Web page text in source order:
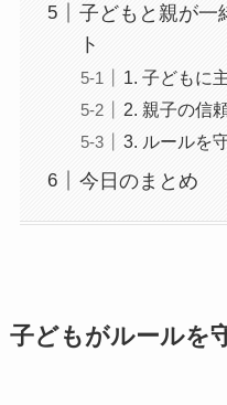
子どもと親が一
ト
1. 子どもに
2. 親子の信
3. ルールを
今日のまとめ
子どもがルールを